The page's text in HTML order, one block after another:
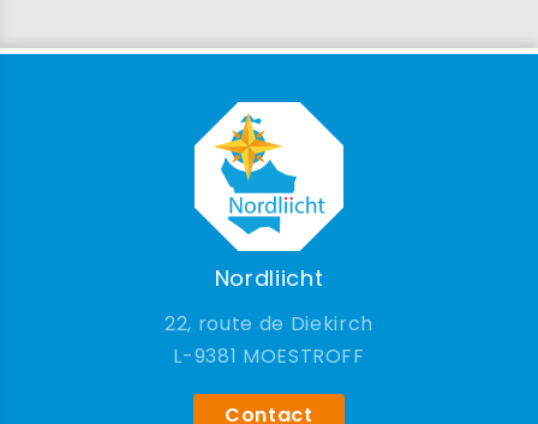
Nordliicht
22, route de Diekirch
9381 MOESTROFF
Contact